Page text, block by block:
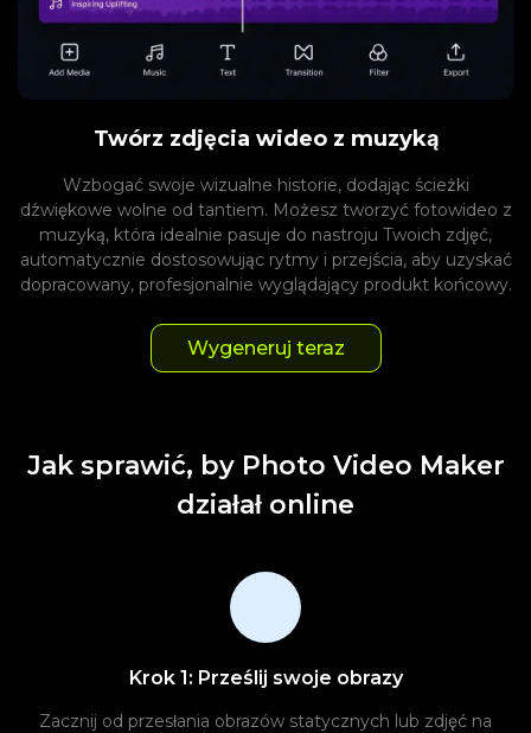
Twórz zdjęcia wideo z muzyką
Wzbogać swoje wizualne historie, dodając ścieżki
dźwiękowe wolne od tantiem. Możesz tworzyć fotowideo z
muzyką, która idealnie pasuje do nastroju Twoich zdjęć,
automatycznie dostosowując rytmy i przejścia, aby uzyskać
dopracowany, profesjonalnie wyglądający produkt końcowy.
Wygeneruj teraz
Jak sprawić, by Photo Video Maker
działał online
Krok 1: Prześlij swoje obrazy
Zacznij od przesłania obrazów statycznych lub zdjęć na